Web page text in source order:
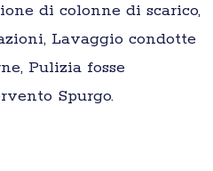
di colonne di scarico,
Lavaggio condotte
Pulizia fosse
Spurgo.